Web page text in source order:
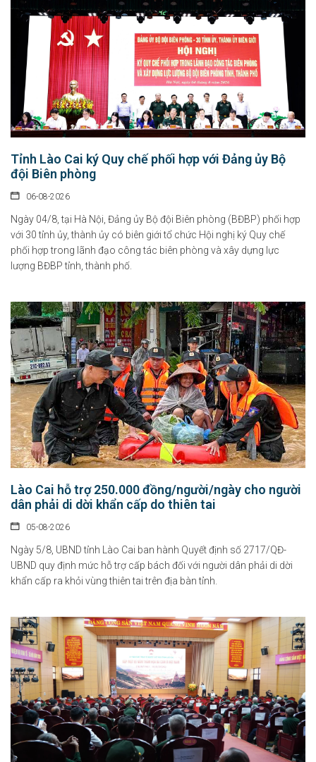
Tỉnh Lào Cai ký Quy chế phối hợp với Đảng ủy Bộ
đội Biên phòng
06-08-2026
Ngày 04/8, tại Hà Nội, Đảng ủy Bộ đội Biên phòng (BĐBP) phối hợp
với 30 tỉnh ủy, thành ủy có biên giới tổ chức Hội nghị ký Quy chế
phối hợp trong lãnh đạo công tác biên phòng và xây dựng lực
lượng BĐBP tỉnh, thành phố.
Lào Cai hỗ trợ 250.000 đồng/người/ngày cho người
dân phải di dời khẩn cấp do thiên tai
05-08-2026
Ngày 5/8, UBND tỉnh Lào Cai ban hành Quyết định số 2717/QĐ-
UBND quy định mức hỗ trợ cấp bách đối với người dân phải di dời
khẩn cấp ra khỏi vùng thiên tai trên địa bàn tỉnh.